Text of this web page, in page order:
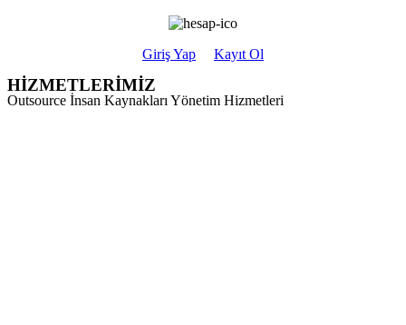
Giriş Yap Kayıt Ol
HİZMETLERİMİZ
Outsource İnsan Kaynakları Yönetim Hizmetleri